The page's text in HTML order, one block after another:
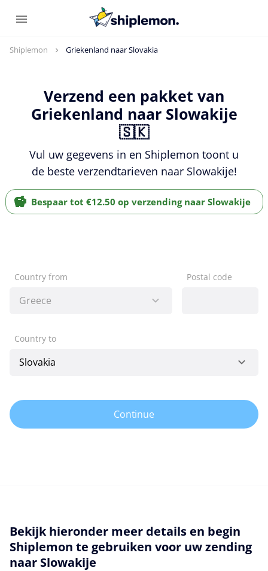
Shiplemon Griekenland naar Slovakia
Verzend een pakket van
Griekenland naar Slowakije
🇸🇰
Vul uw gegevens in en Shiplemon toont u
de beste verzendtarieven naar Slowakije!
Bespaar tot €12.50 op verzending naar Slowakije
Country from Postal code
Country to
Continue
Bekijk hieronder meer details en begin
Shiplemon te gebruiken voor uw zending
naar Slowakije